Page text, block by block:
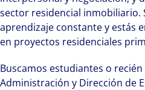
sector residencial inmobiliario.
aprendizaje constante y estás
en proyectos residenciales
Buscamos estudiantes o
Administración y Dirección de